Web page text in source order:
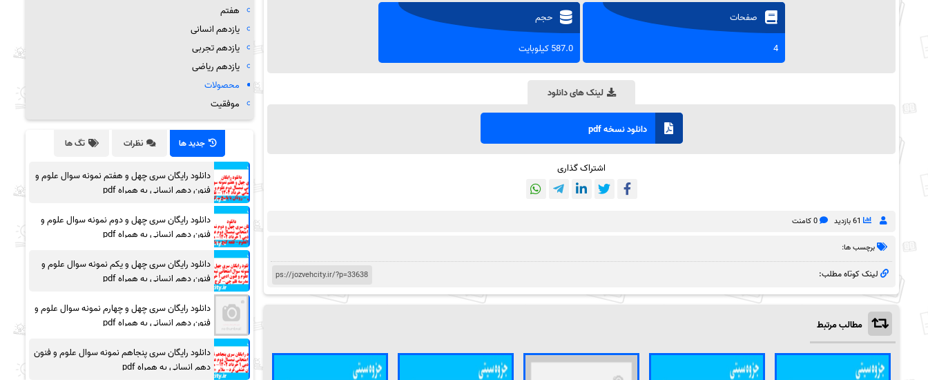
صفحات
4
حجم
587.0 کیلوبایت
لینک های دانلود
دانلود نسخه pdf
اشتراک گذاری
61 بازدید 0 کامنت
برچسب ها:
لینک کوتاه مطلب:
مطالب مرتبط
هفتم
یازدهم انسانی
یازدهم تجربی
یازدهم ریاضی
محصولات
موفقیت
جدید ها نظرات تگ ها
دانلود رایگان سری چهل و هفتم نمونه سوال علوم و
فنون دهم انسانی به همراه pdf
دانلود رایگان سری چهل و دوم نمونه سوال علوم و
فنون دهم انسانی به همراه pdf
دانلود رایگان سری چهل و یکم نمونه سوال علوم و
فنون دهم انسانی به همراه pdf
دانلود رایگان سری چهل و چهارم نمونه سوال علوم و
فنون دهم انسانی به همراه pdf
دانلود رایگان سری پنجاهم نمونه سوال علوم و فنون
دهم انسانی به همراه pdf